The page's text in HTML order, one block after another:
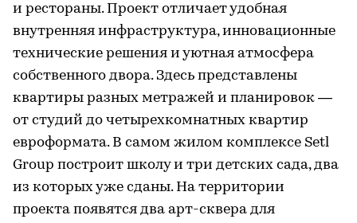
и рестораны. Проект отличает удобная
внутренняя инфраструктура, инновационные
технические решения и уютная атмосфера
собственного двора. Здесь представлены
квартиры разных метражей и планировок —
от студий до четырехкомнатных квартир
евроформата. В самом жилом комплексе Setl
Group построит школу и три детских сада, два
из которых уже сданы. На территории
проекта появятся два арт-сквера для